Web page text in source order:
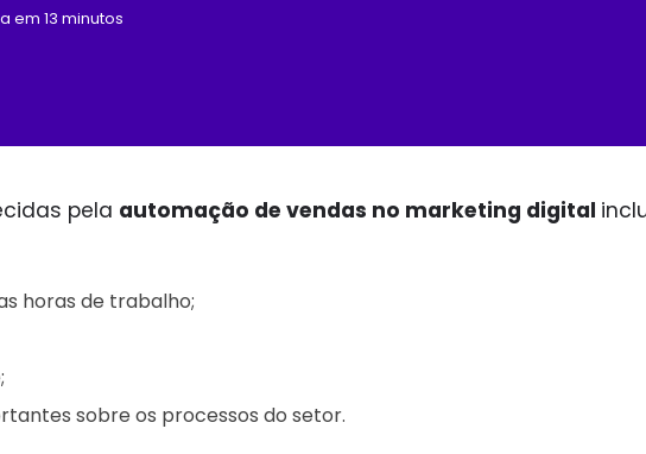
em 13 minutos
pela automação de vendas no marketing digital
horas de trabalho;
sobre os processos do setor.